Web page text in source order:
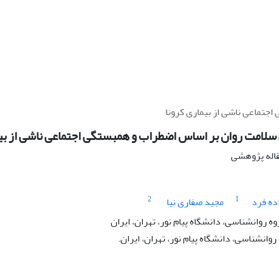
ناشی از بیماری کرونا
روان بر اساس اضطراب و همبستگی اجتماعی ناشی از
پژوهشی
فرد
1 مجید صفاری نیا
2
روان‏شناسی، دانشگاه پیام نور، تهران، ایران
دانشگاه پیام نور، تهران، ایران.